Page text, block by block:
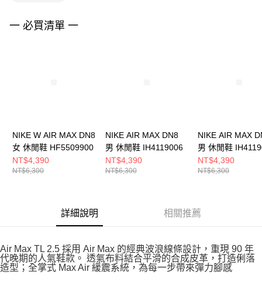
４．使用「AFTEE先享後付」時，將依據個別帳號之用戶狀況，依本公司即
一 必買清單 一
NIKE W AIR MAX DN8
女 休閒鞋 HF5509900
NT$4,390
NT$6,300
NIKE AIR MAX DN8
男 休閒鞋 IH4119006
NT$4,390
NT$6,300
NIKE AIR MAX
男 休閒鞋
NT$4,390
NT$6,300
詳細說明 相關推薦
Air Max TL 2.5 採用 Air Max 的經典波浪線條設計，重現 90 年
代晚期的人氣鞋款。 透氣布料結合平滑的合成皮革，打造俐落
造型；全掌式 Max Air 緩震系統，為每一步帶來彈力腳感